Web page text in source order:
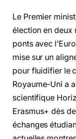
Le Premier
élection en deux
ponts avec
mise sur un
pour fluidifier le
Royaume-Uni a
scientifique
Erasmus+ dès
échanges